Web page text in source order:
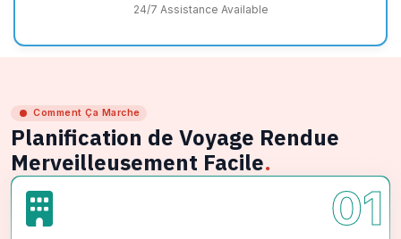
24/7 Assistance Available
Comment Ça Marche
Planification de Voyage Rendue
Merveilleusement Facile.
01